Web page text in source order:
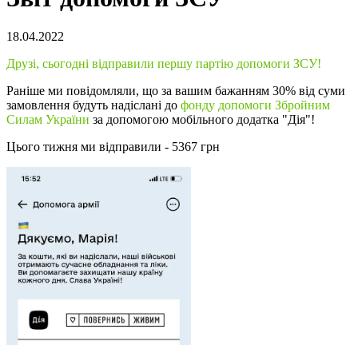
18.04.2022
Друзі, сьогодні відправили першу партію допомоги ЗСУ!
Раніше ми повідомляли, що за вашим бажанням 30% від суми
замовлення будуть надіслані до фонду допомоги Збройним
Силам України за допомогою мобільного додатка "Дія"!
Цього тижня ми відправили - 5367 грн